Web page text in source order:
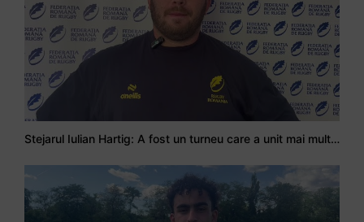
Stejarul Iulian Hartig: A fost un turneu care a unit mai mult echipa